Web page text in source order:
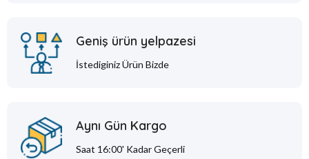
Geniş ürün yelpazesi
İstediginiz Ürün Bizde
Aynı Gün Kargo
Saat 16:00' Kadar Geçerli